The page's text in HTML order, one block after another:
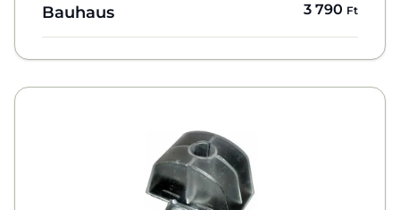
Bauhaus 3 790 Ft